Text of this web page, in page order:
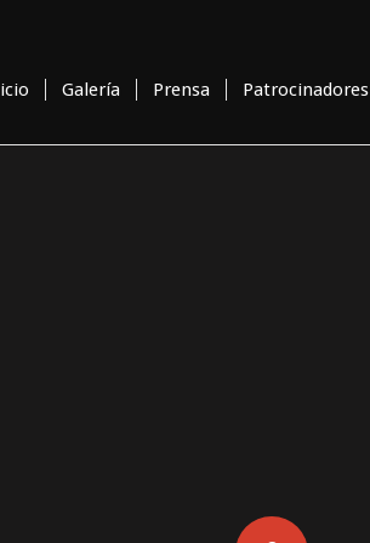
Galería Prensa Patrocinadores